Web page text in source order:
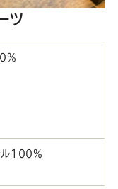
ツ
ル100%